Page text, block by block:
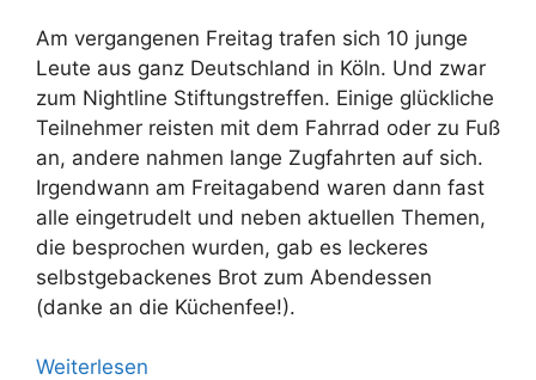
Am vergangenen Freitag trafen sich 10 junge
Leute aus ganz Deutschland in Köln. Und zwar
zum Nightline Stiftungstreffen. Einige glückliche
Teilnehmer reisten mit dem Fahrrad oder zu Fuß
an, andere nahmen lange Zugfahrten auf sich.
Irgendwann am Freitagabend waren dann fast
alle eingetrudelt und neben aktuellen Themen,
die besprochen wurden, gab es leckeres
selbstgebackenes Brot zum Abendessen
(danke an die Küchenfee!).
Weiterlesen